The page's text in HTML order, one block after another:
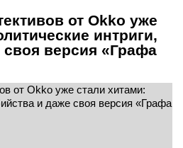
от Okko уже
интриги,
версия «Графа